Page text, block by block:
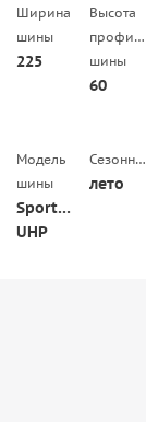
Ширина
шины
225
Высота
профиля
шины
60
Модель
шины
Sportraxx
UHP
Сезонность
лето